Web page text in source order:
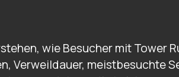
wie Besucher mit Tower
Verweildauer, meistbesuchte